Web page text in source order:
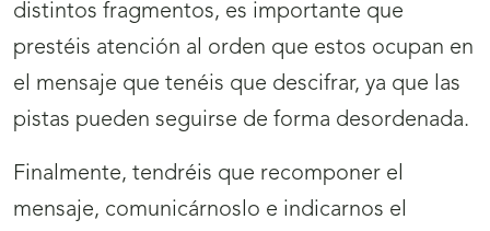
distintos fragmentos, es importante que
prestéis atención al orden que estos ocupan en
el mensaje que tenéis que descifrar, ya que las
pistas pueden seguirse de forma desordenada.
Finalmente, tendréis que recomponer el
mensaje, comunicárnoslo e indicarnos el